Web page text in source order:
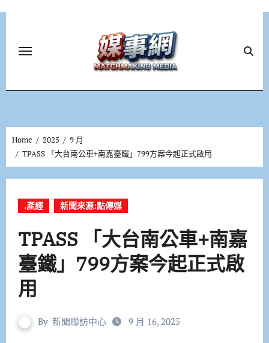
Home 2025
9 月
TPASS 「大台南公車+南嘉臺鐵」799方案今起正式啟用
.產經 新聞來源:點傳媒
TPASS 「大台南公車+南嘉
臺鐵」799方案今起正式啟
用
By 新聞聯訪中心 9 月 16, 2025